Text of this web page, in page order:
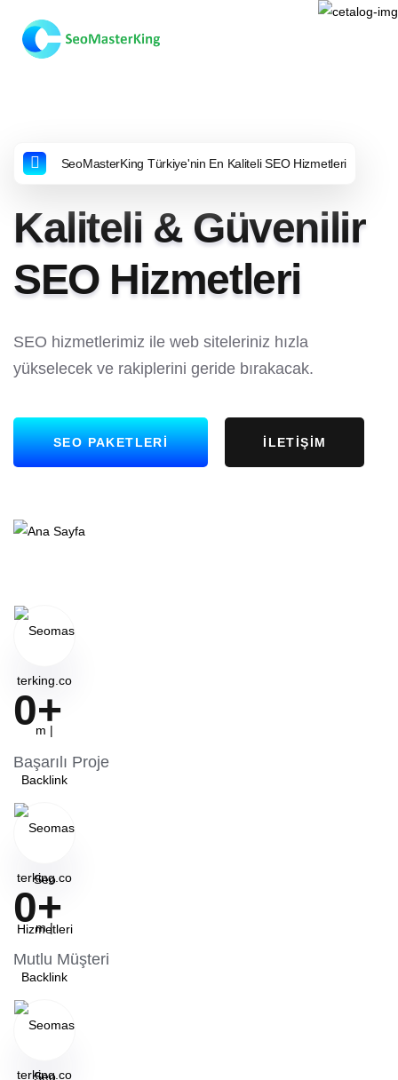
SeoMasterKing Türkiye'nin En Kaliteli SEO Hizmetleri
Kaliteli & Güvenilir
SEO Hizmetleri
SEO hizmetlerimiz ile web siteleriniz hızla
yükselecek ve rakiplerini geride bırakacak.
SEO PAKETLERI İLETIŞIM
0+
Başarılı Proje
0+
Mutlu Müşteri